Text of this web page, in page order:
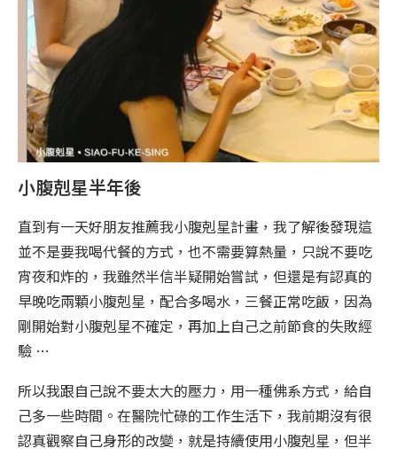
小腹剋星半年後
直到有一天好朋友推薦我小腹剋星計畫，我了解後發現這
並不是要我喝代餐的方式，也不需要算熱量，只說不要吃
宵夜和炸的，我雖然半信半疑開始嘗試，但還是有認真的
早晚吃兩顆小腹剋星，配合多喝水，三餐正常吃飯，因為
剛開始對小腹剋星不確定，再加上自己之前節食的失敗經
驗 …
所以我跟自己說不要太大的壓力，用一種佛系方式，給自
己多一些時間。在醫院忙碌的工作生活下，我前期沒有很
認真觀察自己身形的改變，就是持續使用小腹剋星，但半